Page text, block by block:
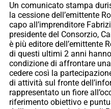
Un comunicato stampa
la cessione dell’emittente
capo all’imprenditore
presidente del Consorzio,
è più editore dell’emittente
di questi ultimi 2 anni
condizione di affrontare
cedere così la
di attività sul fronte
rappresentato un fiore
riferimento obiettivo e